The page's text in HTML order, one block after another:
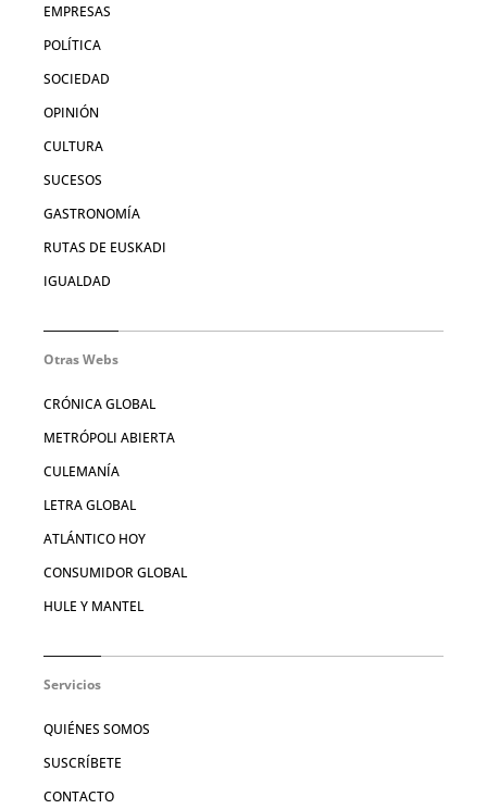
EMPRESAS
POLÍTICA
SOCIEDAD
OPINIÓN
CULTURA
SUCESOS
GASTRONOMÍA
RUTAS DE EUSKADI
IGUALDAD
Otras Webs
CRÓNICA GLOBAL
METRÓPOLI ABIERTA
CULEMANÍA
LETRA GLOBAL
ATLÁNTICO HOY
CONSUMIDOR GLOBAL
HULE Y MANTEL
Servicios
QUIÉNES SOMOS
SUSCRÍBETE
CONTACTO